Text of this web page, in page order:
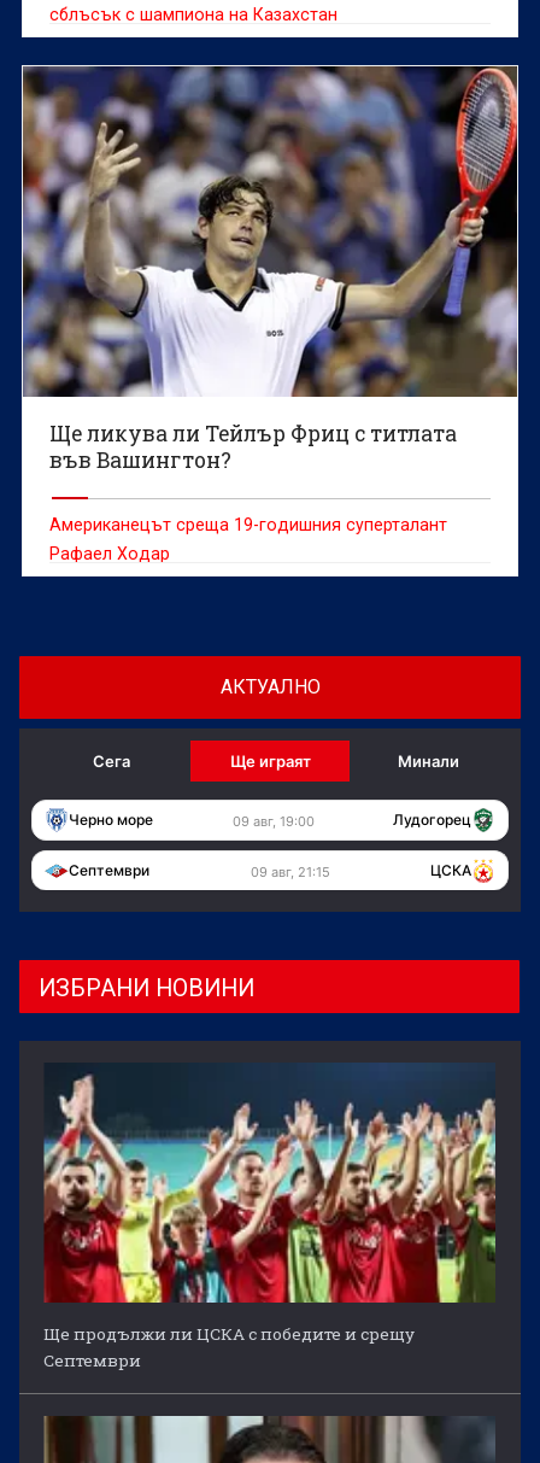
сблъсък с шампиона на Казахстан
Ще ликува ли Тейлър Фриц с титлата
във Вашингтон?
Американецът среща 19-годишния суперталант
Рафаел Ходар
АКТУАЛНО
Сега Ще играят Минали
Черно море 09 авг, 19:00 Лудогорец
Септември 09 авг, 21:15 ЦСКА
ИЗБРАНИ НОВИНИ
Ще продължи ли ЦСКА с победите и срещу
Септември